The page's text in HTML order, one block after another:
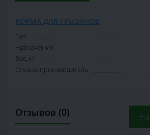
КОРМА ДЛЯ ГРЫЗУНОВ
Тип
Назначение
Вес, кг
Страна-производитель
Отзывов (0)